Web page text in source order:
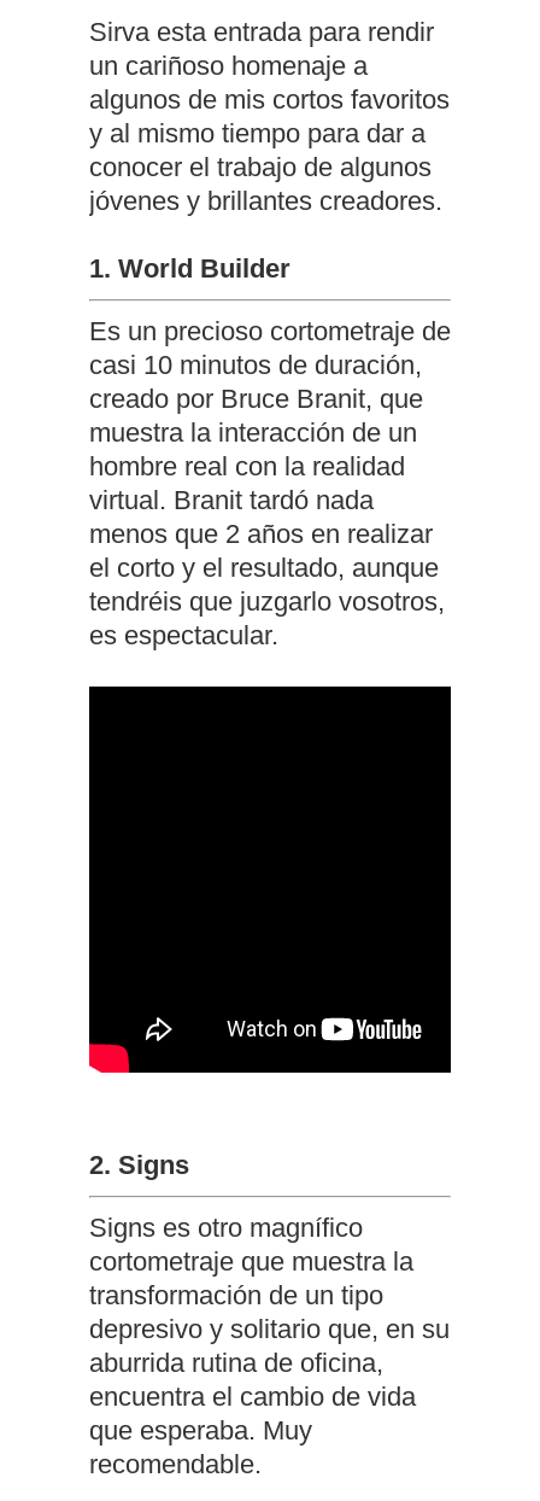
Sirva esta entrada para rendir
un cariñoso homenaje a
algunos de mis cortos favoritos
y al mismo tiempo para dar a
conocer el trabajo de algunos
jóvenes y brillantes creadores.
1. World Builder
Es un precioso cortometraje de
casi 10 minutos de duración,
creado por Bruce Branit, que
muestra la interacción de un
hombre real con la realidad
virtual. Branit tardó nada
menos que 2 años en realizar
el corto y el resultado, aunque
tendréis que juzgarlo vosotros,
es espectacular.
2. Signs
Signs es otro magnífico
cortometraje que muestra la
transformación de un tipo
depresivo y solitario que, en su
aburrida rutina de oficina,
encuentra el cambio de vida
que esperaba. Muy
recomendable.